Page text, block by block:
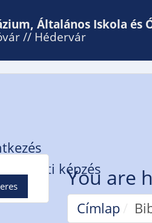
Általános Iskola és
// Hédervár
képzés
You are
Címlap